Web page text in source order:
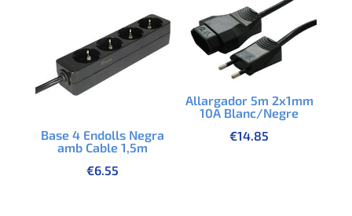
Base 4 Endolls Negra
amb Cable 1,5m
€6.55
Allargador 5m 2x1mm
10A Blanc/Negre
€14.85